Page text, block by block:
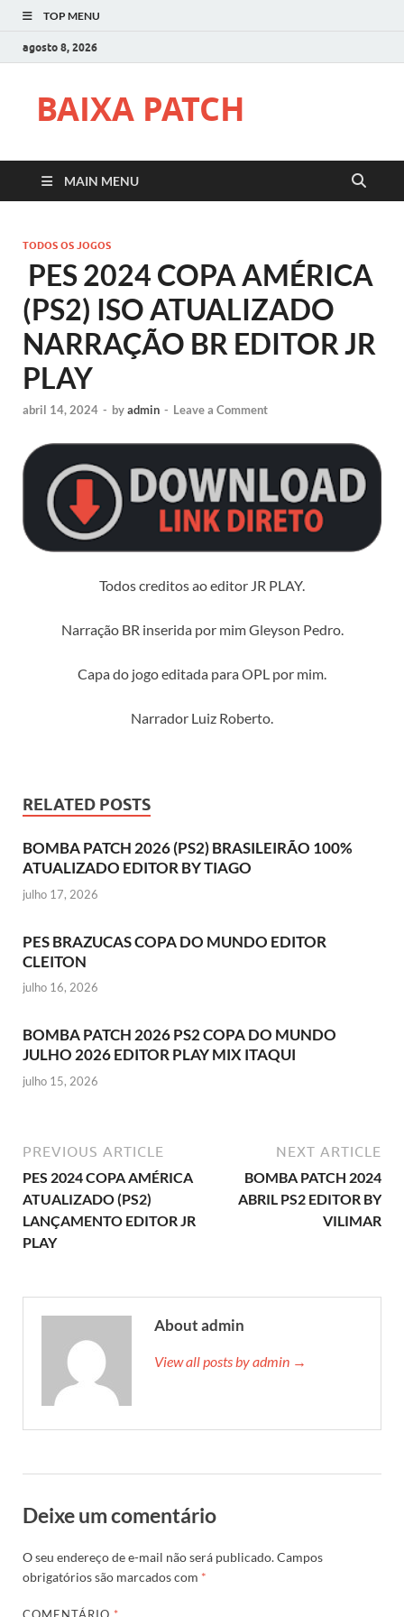
TOP MENU
agosto 8, 2026
BAIXA PATCH
MAIN MENU
TODOS OS JOGOS
PES 2024 COPA AMÉRICA
(PS2) ISO ATUALIZADO
NARRAÇÃO BR EDITOR JR
PLAY
abril 14, 2024 - byadmin - Leave a Comment
Todos creditos ao editor JR PLAY.
Narração BR inserida por mim Gleyson Pedro.
Capa do jogo editada para OPL por mim.
Narrador Luiz Roberto.
RELATED POSTS
BOMBA PATCH 2026 (PS2) BRASILEIRÃO 100%
ATUALIZADO EDITOR BY TIAGO
julho 17, 2026
PES BRAZUCAS COPA DO MUNDO EDITOR
CLEITON
julho 16, 2026
BOMBA PATCH 2026 PS2 COPA DO MUNDO
JULHO 2026 EDITOR PLAY MIX ITAQUI
julho 15, 2026
PREVIOUS ARTICLE
PES 2024 COPA AMÉRICA
ATUALIZADO (PS2)
LANÇAMENTO EDITOR JR
PLAY
NEXT ARTICLE
BOMBA PATCH 2024
ABRIL PS2 EDITOR BY
VILIMAR
About admin
View all posts by admin →
Deixe um comentário
O seu endereço de e-mail não será publicado.Campos
obrigatórios são marcados com *
COMENTÁRIO *